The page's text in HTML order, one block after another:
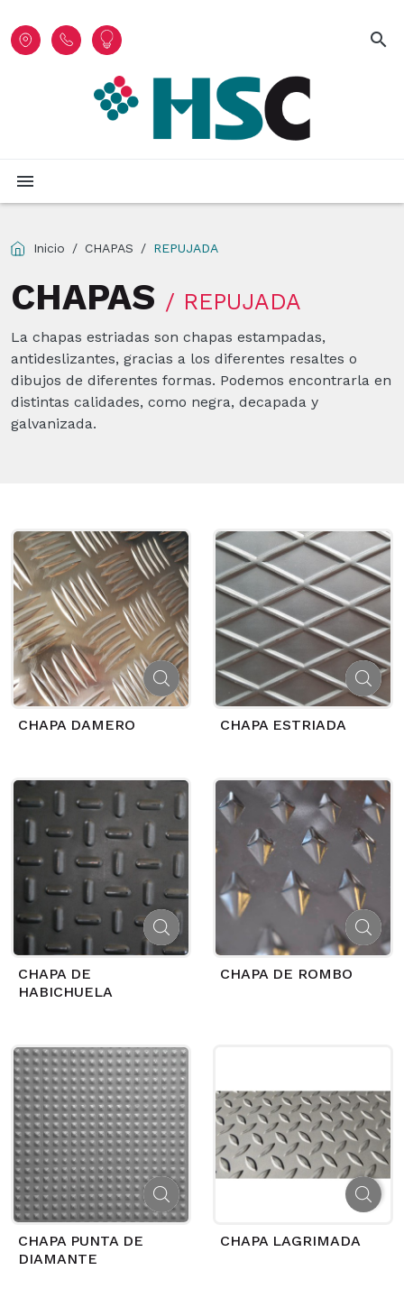
search
menu
Inicio CHAPAS REPUJADA
CHAPAS / REPUJADA
La chapas estriadas son chapas estampadas,
antideslizantes, gracias a los diferentes resaltes o
dibujos de diferentes formas. Podemos encontrarla en
distintas calidades, como negra, decapada y
galvanizada.
CHAPA DAMERO CHAPA ESTRIADA
CHAPA DE
HABICHUELA
CHAPA DE ROMBO
CHAPA PUNTA DE
DIAMANTE
CHAPA LAGRIMADA